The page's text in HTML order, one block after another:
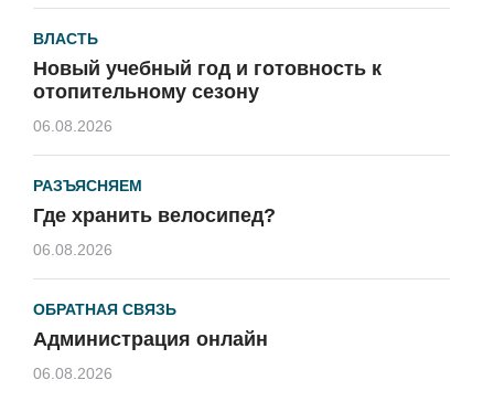
ВЛАСТЬ
Новый учебный год и готовность к
отопительному сезону
06.08.2026
РАЗЪЯСНЯЕМ
Где хранить велосипед?
06.08.2026
ОБРАТНАЯ СВЯЗЬ
Администрация онлайн
06.08.2026